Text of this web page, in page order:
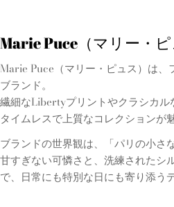
Marie Puce（マリー・ピ
Marie Puce（マリー・ピュス）は、
ブランド。
繊細なLibertyプリントやクラシカル
タイムレスで上質なコレクションが
ブランドの世界観は、「パリの小さ
甘すぎない可憐さと、洗練されたシ
で、日常にも特別な日にも寄り添う